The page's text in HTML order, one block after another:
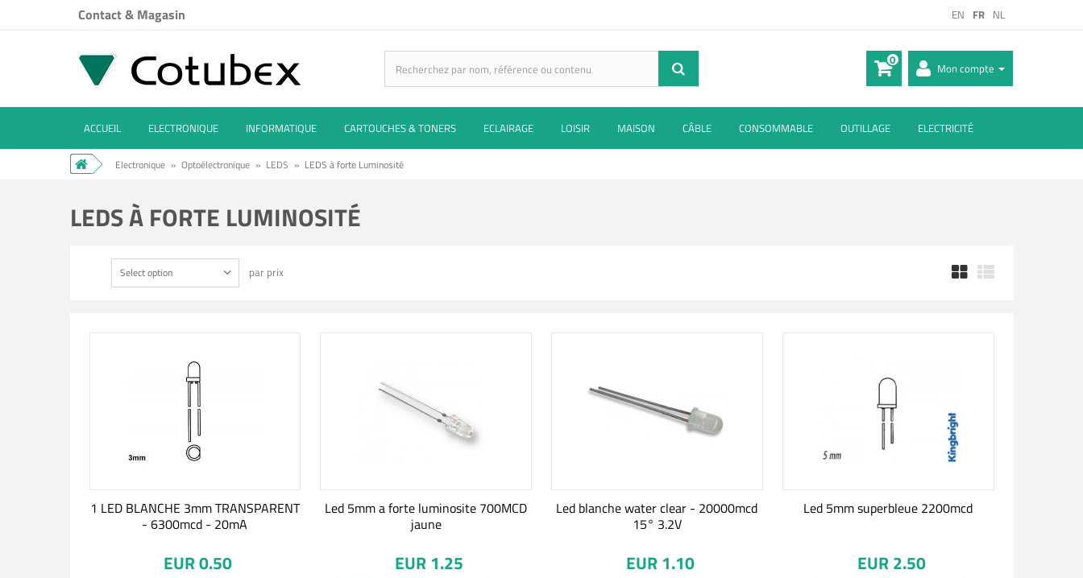
EN FR NL
Contact & Magasin
Mon compte
0
ACCUEIL ELECTRONIQUE INFORMATIQUE CARTOUCHES & TONERS ECLAIRAGE LOISIR MAISON CÂBLE CONSOMMABLE OUTILLAGE ELECTRICITÉ
Electronique » Optoélectronique » LEDS » LEDS à forte Luminosité
LEDS À FORTE LUMINOSITÉ
Select option par prix
1 LED BLANCHE 3mm TRANSPARENT
- 6300mcd - 20mA
EUR 0.50
Led 5mm a forte luminosite 700MCD
jaune
EUR 1.25
Led blanche water clear - 20000mcd
15° 3.2V
EUR 1.10
Led 5mm superbleue 2200mcd
EUR 2.50